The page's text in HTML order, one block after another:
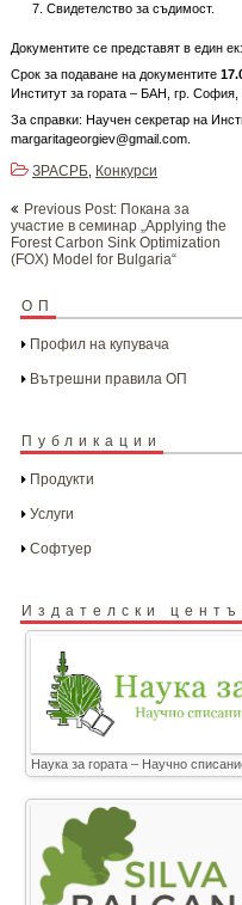
Свидетелство за съдимост.
Документите се представят в един
Срок за подаване на документите
Институт за гората – БАН, гр.
За справки: Научен секретар на
margaritageorgiev@gmail.com.
ЗРАСРБ, Конкурси
navigation
Previous Post: Покана за
участие в семинар „Applying the
Forest Carbon Sink Optimization
(FOX) Model for Bulgaria“
ОП
Профил на купувача
Вътрешни правила ОП
Публикации
Продукти
Услуги
Софтуер
Издателски
Наука за гората – Научно